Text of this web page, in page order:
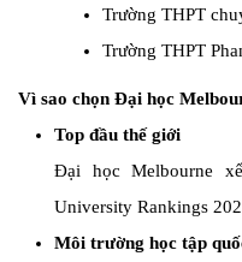
Trường THPT
Trường THPT
Vì sao chọn Đại học
Top đầu thế giới
Đại học Melbourne
University Rankings
Môi trường học tập